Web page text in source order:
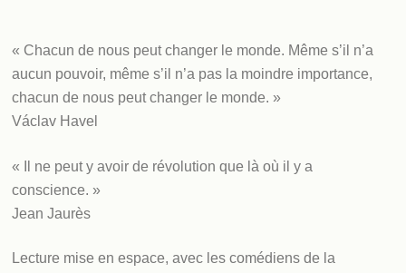
« Chacun de nous peut changer le monde. Même s’il n’a
aucun pouvoir, même s’il n’a pas la moindre importance,
chacun de nous peut changer le monde. »
Václav Havel
« Il ne peut y avoir de révolution que là où il y a
conscience. »
Jean Jaurès
Lecture mise en espace, avec les comédiens de la